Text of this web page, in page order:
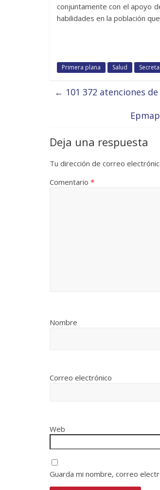
conjuntamente con el apoyo
habilidades en la población
Primera plana Salud
← 101 372 atenciones
Deja una respuesta
Tu dirección de correo
Comentario *
Nombre
Correo electrónico
Web
Guarda mi nombre, correo